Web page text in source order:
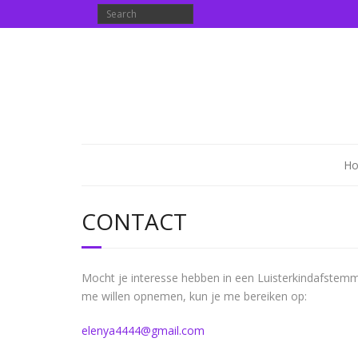
CONTACT
Mocht je interesse hebben in een
me willen opnemen, kun je me bereiken op:
elenya4444@gmail.com